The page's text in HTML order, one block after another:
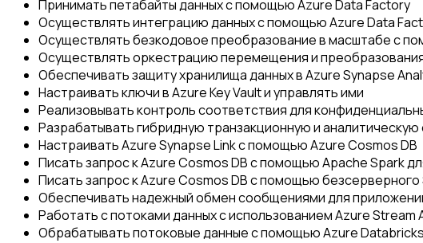
Принимать петабайты данных с помощью Azure Data Factory
Осуществлять интеграцию данных с помощью Azure Data
Осуществлять безкодовое преобразование в масштабе с
Осуществлять оркестрацию перемещения и
Обеспечивать защиту хранилища данных в Azure Synapse
Настраивать ключи в Azure Key Vault и управлять ими
Реализовывать контроль соответствия для
Разрабатывать гибридную транзакционную и
Настраивать Azure Synapse Link с помощью Azure Cosmos DB
Писать запрос к Azure Cosmos DB с помощью Apache Spark
Писать запрос к Azure Cosmos DB с помощью безсерверного
Обеспечивать надежный обмен сообщениями для
Работать с потоками данных с использованием Azure Stream
Обрабатывать потоковые данные с помощью Azure Databricks